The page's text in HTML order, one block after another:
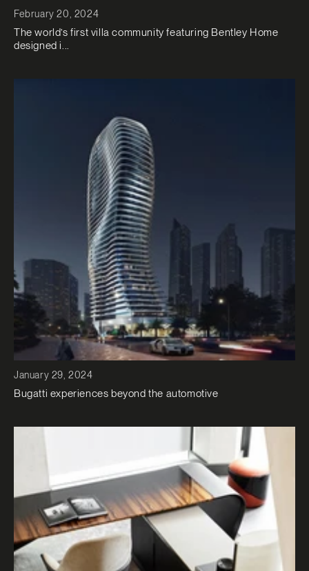
February 20, 2024
The world’s first villa community featuring Bentley Home
designed i...
January 29, 2024
Bugatti experiences beyond the automotive